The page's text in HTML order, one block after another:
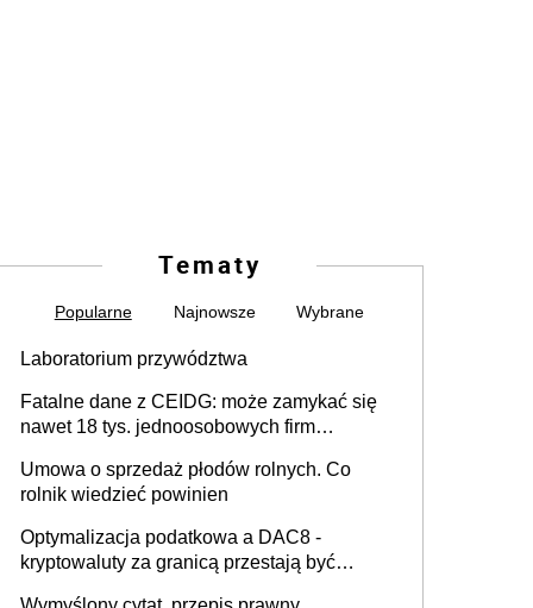
Tematy
Popularne Najnowsze Wybrane
Laboratorium przywództwa
Fatalne dane z CEIDG: może zamykać się
nawet 18 tys. jednoosobowych firm
Umowa o sprzedaż płodów rolnych. Co
rolnik wiedzieć powinien
Optymalizacja podatkowa a DAC8 -
kryptowaluty za granicą przestają być